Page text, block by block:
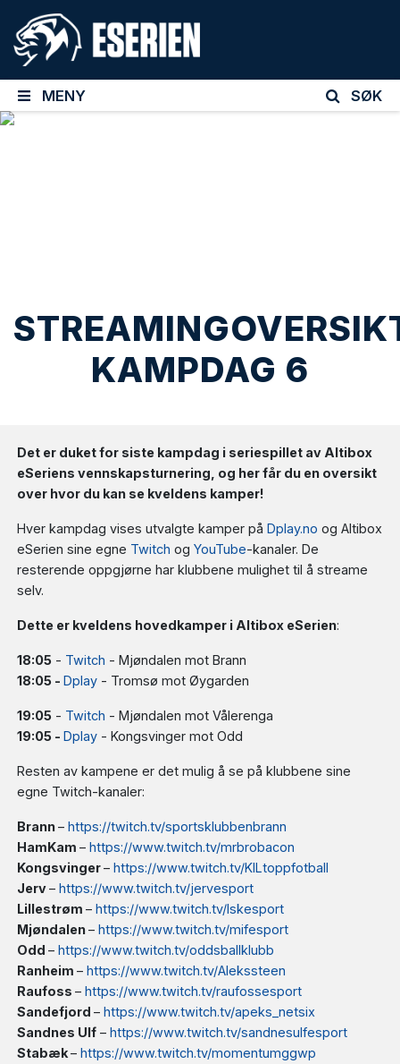
MENY SØK
KAMPDAG 6
Det er duket for siste kampdag i seriespillet av Altibox
eSeriens vennskapsturnering, og her får du en oversikt
over hvor du kan se kveldens kamper!
Hver kampdag vises utvalgte kamper påDplay.no og Altibox
eSerien sine egne Twitch ogYouTube-kanaler. De
resterende oppgjørne har klubbene mulighet til å streame
selv.
Dette er kveldens hovedkamper i Altibox eSerien:
18:05 - Twitch - Mjøndalen mot Brann
18:05 -Dplay - Tromsø mot Øygarden
19:05 - Twitch - Mjøndalen mot Vålerenga
19:05 -Dplay - Kongsvinger mot Odd
Resten av kampene er det mulig å se på klubbene sine
egne Twitch-kanaler:
Brann–https://twitch.tv/sportsklubbenbrann
HamKam–https://www.twitch.tv/mrbrobacon
Kongsvinger–https://www.twitch.tv/KILtoppfotball
Jerv–https://www.twitch.tv/jervesport
Lillestrøm–https://www.twitch.tv/lskesport
Mjøndalen–https://www.twitch.tv/mifesport
Odd–https://www.twitch.tv/oddsballklubb
Ranheim–https://www.twitch.tv/Alekssteen
Raufoss–https://www.twitch.tv/raufossesport
Sandefjord–https://www.twitch.tv/apeks_netsix
Sandnes Ulf –https://www.twitch.tv/sandnesulfesport
Stabæk–https://www.twitch.tv/momentumggwp